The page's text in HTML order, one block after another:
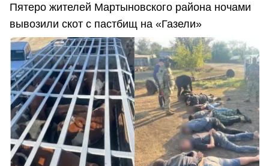
Пятеро жителей Мартыновского района ночами
вывозили скот с пастбищ на «Газели»